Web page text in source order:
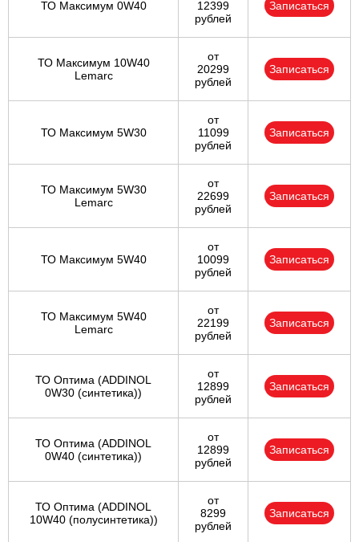
ТО Максимум 0W40
12399
рублей
Записаться
ТО Максимум 10W40
Lemarc
от
20299
рублей
Записаться
ТО Максимум 5W30
от
11099
рублей
Записаться
ТО Максимум 5W30
Lemarc
от
22699
рублей
Записаться
ТО Максимум 5W40
от
10099
рублей
Записаться
ТО Максимум 5W40
Lemarc
от
22199
рублей
Записаться
ТО Оптима (ADDINOL
0W30 (синтетика))
от
12899
рублей
Записаться
ТО Оптима (ADDINOL
0W40 (синтетика))
от
12899
рублей
Записаться
ТО Оптима (ADDINOL
10W40 (полусинтетика))
от
8299
рублей
Записаться